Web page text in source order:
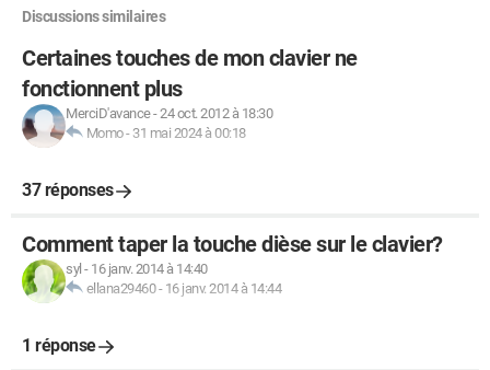
Discussions similaires
Certaines touches de mon clavier ne
fonctionnent plus
MerciD'avance-24 oct. 2012 à 18:30
Momo- 31 mai 2024 à 00:18
37 réponses
Comment taper la touche dièse sur le clavier?
syl - 16 janv. 2014 à 14:40
ellana29460- 16 janv. 2014 à 14:44
1 réponse